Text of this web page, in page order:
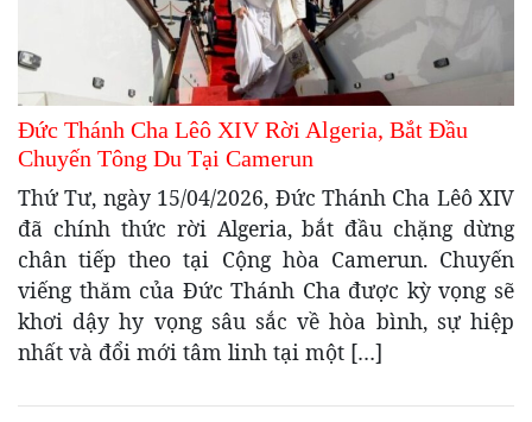
Đức Thánh Cha Lêô XIV Rời Algeria, Bắt Đầu
Chuyến Tông Du Tại Camerun
Thứ Tư, ngày 15/04/2026, Đức Thánh Cha Lêô XIV
đã chính thức rời Algeria, bắt đầu chặng dừng
chân tiếp theo tại Cộng hòa Camerun. Chuyến
viếng thăm của Đức Thánh Cha được kỳ vọng sẽ
khơi dậy hy vọng sâu sắc về hòa bình, sự hiệp
nhất và đổi mới tâm linh tại một […]